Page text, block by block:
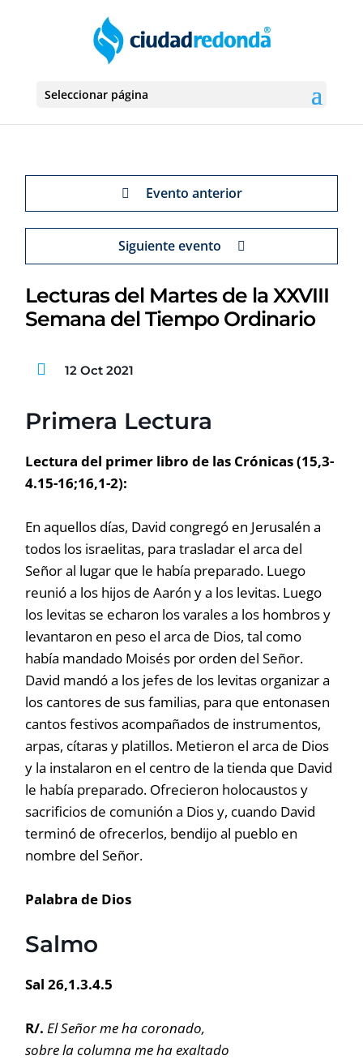
Seleccionar página
Evento anterior
Siguiente evento
Lecturas del Martes de la XXVIII
Semana del Tiempo Ordinario
12 Oct 2021
Primera Lectura
Lectura del primer libro de las Crónicas (15,3-
4.15-16;16,1-2):
En aquellos días, David congregó en Jerusalén a
todos los israelitas, para trasladar el arca del
Señor al lugar que le había preparado. Luego
reunió a los hijos de Aarón y a los levitas. Luego
los levitas se echaron los varales a los hombros y
levantaron en peso el arca de Dios, tal como
había mandado Moisés por orden del Señor.
David mandó a los jefes de los levitas organizar a
los cantores de sus familias, para que entonasen
cantos festivos acompañados de instrumentos,
arpas, cítaras y platillos. Metieron el arca de Dios
y la instalaron en el centro de la tienda que David
le había preparado. Ofrecieron holocaustos y
sacrificios de comunión a Dios y, cuando David
terminó de ofrecerlos, bendijo al pueblo en
nombre del Señor.
Palabra de Dios
Salmo
Sal 26,1.3.4.5
R/. El Señor me ha coronado,
sobre la columna me ha exaltado